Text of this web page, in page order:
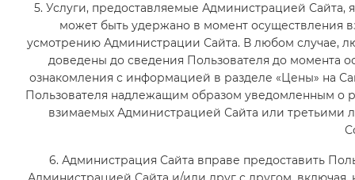
5. Услуги, предоставляемые Администрацией
может быть удержано в момент осуществления
усмотрению Администрации Сайта. В любом случае,
доведены до сведения Пользователя до момента
ознакомления с информацией в разделе «Цены» на
Пользователя надлежащим образом уведомленным о
взимаемых Администрацией Сайта или третьими
6. Администрация Сайта вправе предоставить